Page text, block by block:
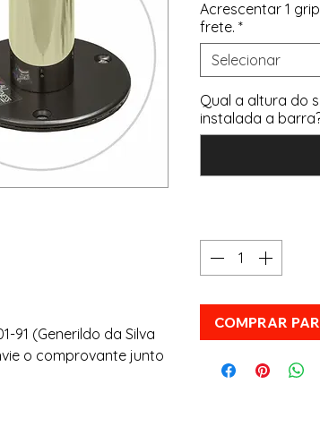
91 (Generildo da Silva
o comprovante junto
Acrescentar 1
frete. *
Selecionar
Qual a altura do
instalada a
COMPRAR